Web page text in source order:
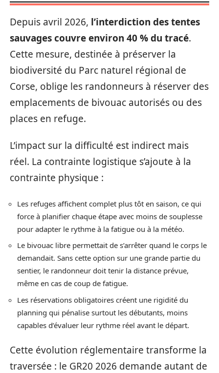
Depuis avril 2026, l’interdiction des tentes
sauvages couvre environ 40 % du tracé.
Cette mesure, destinée à préserver la
biodiversité du Parc naturel régional de
Corse, oblige les randonneurs à réserver des
emplacements de bivouac autorisés ou des
places en refuge.
L’impact sur la difficulté est indirect mais
réel. La contrainte logistique s’ajoute à la
contrainte physique :
Les refuges affichent complet plus tôt en saison, ce qui
force à planifier chaque étape avec moins de souplesse
pour adapter le rythme à la fatigue ou à la météo.
Le bivouac libre permettait de s’arrêter quand le corps le
demandait. Sans cette option sur une grande partie du
sentier, le randonneur doit tenir la distance prévue,
même en cas de coup de fatigue.
Les réservations obligatoires créent une rigidité du
planning qui pénalise surtout les débutants, moins
capables d’évaluer leur rythme réel avant le départ.
Cette évolution réglementaire transforme la
traversée : le GR20 2026 demande autant de